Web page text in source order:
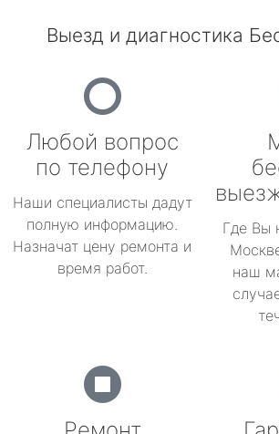
Выезд и диагностика
Любой вопрос
по телефону
Наши специалисты дадут
полную информацию.
Назначат цену ремонта и
время работ.
Где Вы
наш